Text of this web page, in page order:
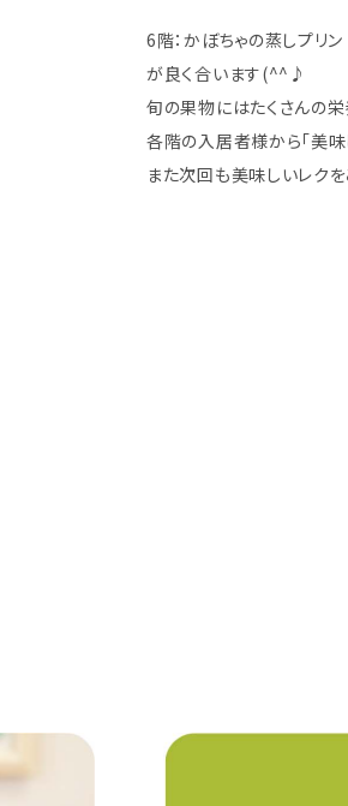
6階：かぼちゃの蒸しプリ
が良く合います(^^♪
旬の果物にはたくさんの栄
各階の入居者様から「美味
また次回も美味しいレク